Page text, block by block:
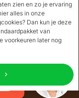
Online
Sitemap
zien en zo je ervaring
alles in onze
Dan kun je deze
van
voorkeuren later nog